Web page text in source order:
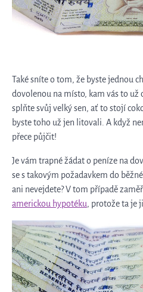
Také sníte o tom, že byste jednou
dovolenou na místo, kam vás to už
splňte svůj velký sen, ať to stojí
byste toho už jen litovali. A když
přece půjčit!
Je vám trapné žádat o peníze na
se s takovým požadavkem do
ani nevejdete? V tom případě
americkou hypotéku, protože ta je